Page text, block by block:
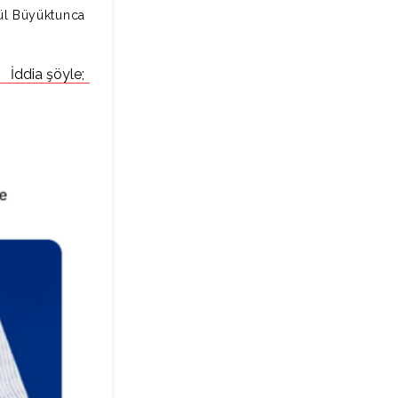
Büyüktunca
İddia şöyle;